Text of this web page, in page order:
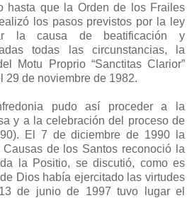
hasta que la Orden de los Frailes
los pasos previstos por la ley
la causa de beatificación y
todas las circunstancias, la
Motu Proprio “Sanctitas Clarior”
29 de noviembre de 1982.
pudo así proceder a la
y a la celebración del proceso de
El 7 de diciembre de 1990 la
de los Santos reconoció la
la Positio, se discutió, como es
Dios había ejercitado las virtudes
de junio de 1997 tuvo lugar el